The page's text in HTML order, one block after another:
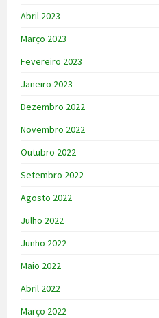
Abril 2023
Março 2023
Fevereiro 2023
Janeiro 2023
Dezembro 2022
Novembro 2022
Outubro 2022
Setembro 2022
Agosto 2022
Julho 2022
Junho 2022
Maio 2022
Abril 2022
Março 2022